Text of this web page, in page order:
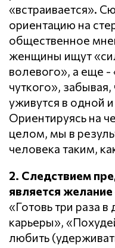
«встраивается».
ориентацию на
общественное
женщины ищут
волевого», а еще -
чуткого», забывая,
уживутся в одной
Ориентируясь на
целом, мы в
человека таким,
2. Следствием
является
«Готовь три раза
карьеры»,
любить